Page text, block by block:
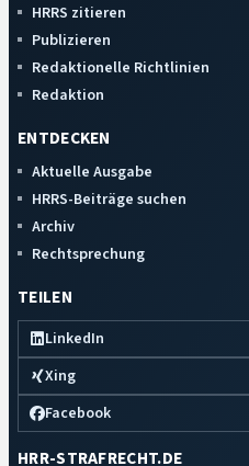
HRRS zitieren
Publizieren
Redaktionelle Richtlinien
Redaktion
ENTDECKEN
Aktuelle Ausgabe
HRRS-Beiträge suchen
Archiv
Rechtsprechung
TEILEN
LinkedIn
Xing
Facebook
HRR-STRAFRECHT.DE